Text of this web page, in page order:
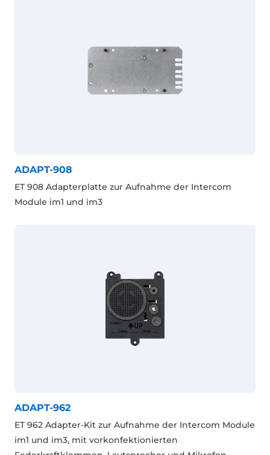
ADAPT-908
ET 908 Adapterplatte zur Aufnahme der Intercom
Module im1 und im3
ADAPT-962
ET 962 Adapter-Kit zur Aufnahme der Intercom Module
im1 und im3, mit vorkonfektionierten